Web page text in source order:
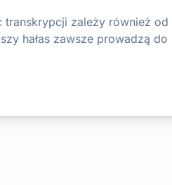
transkrypcji zależy również
hałas zawsze prowadzą